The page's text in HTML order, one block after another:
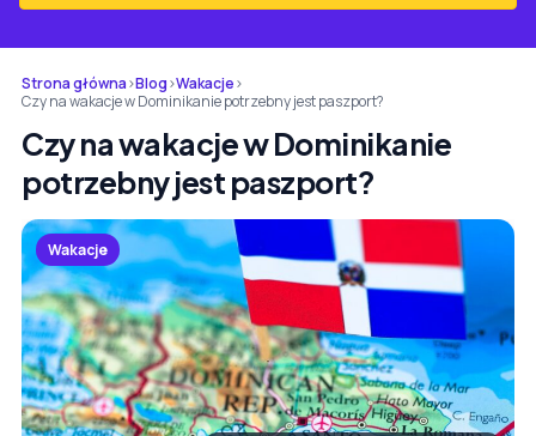
Strona główna›Blog›Wakacje›
Czy na wakacje w Dominikanie potrzebny jest paszport?
Czy na wakacje w Dominikanie
potrzebny jest paszport?
Wakacje